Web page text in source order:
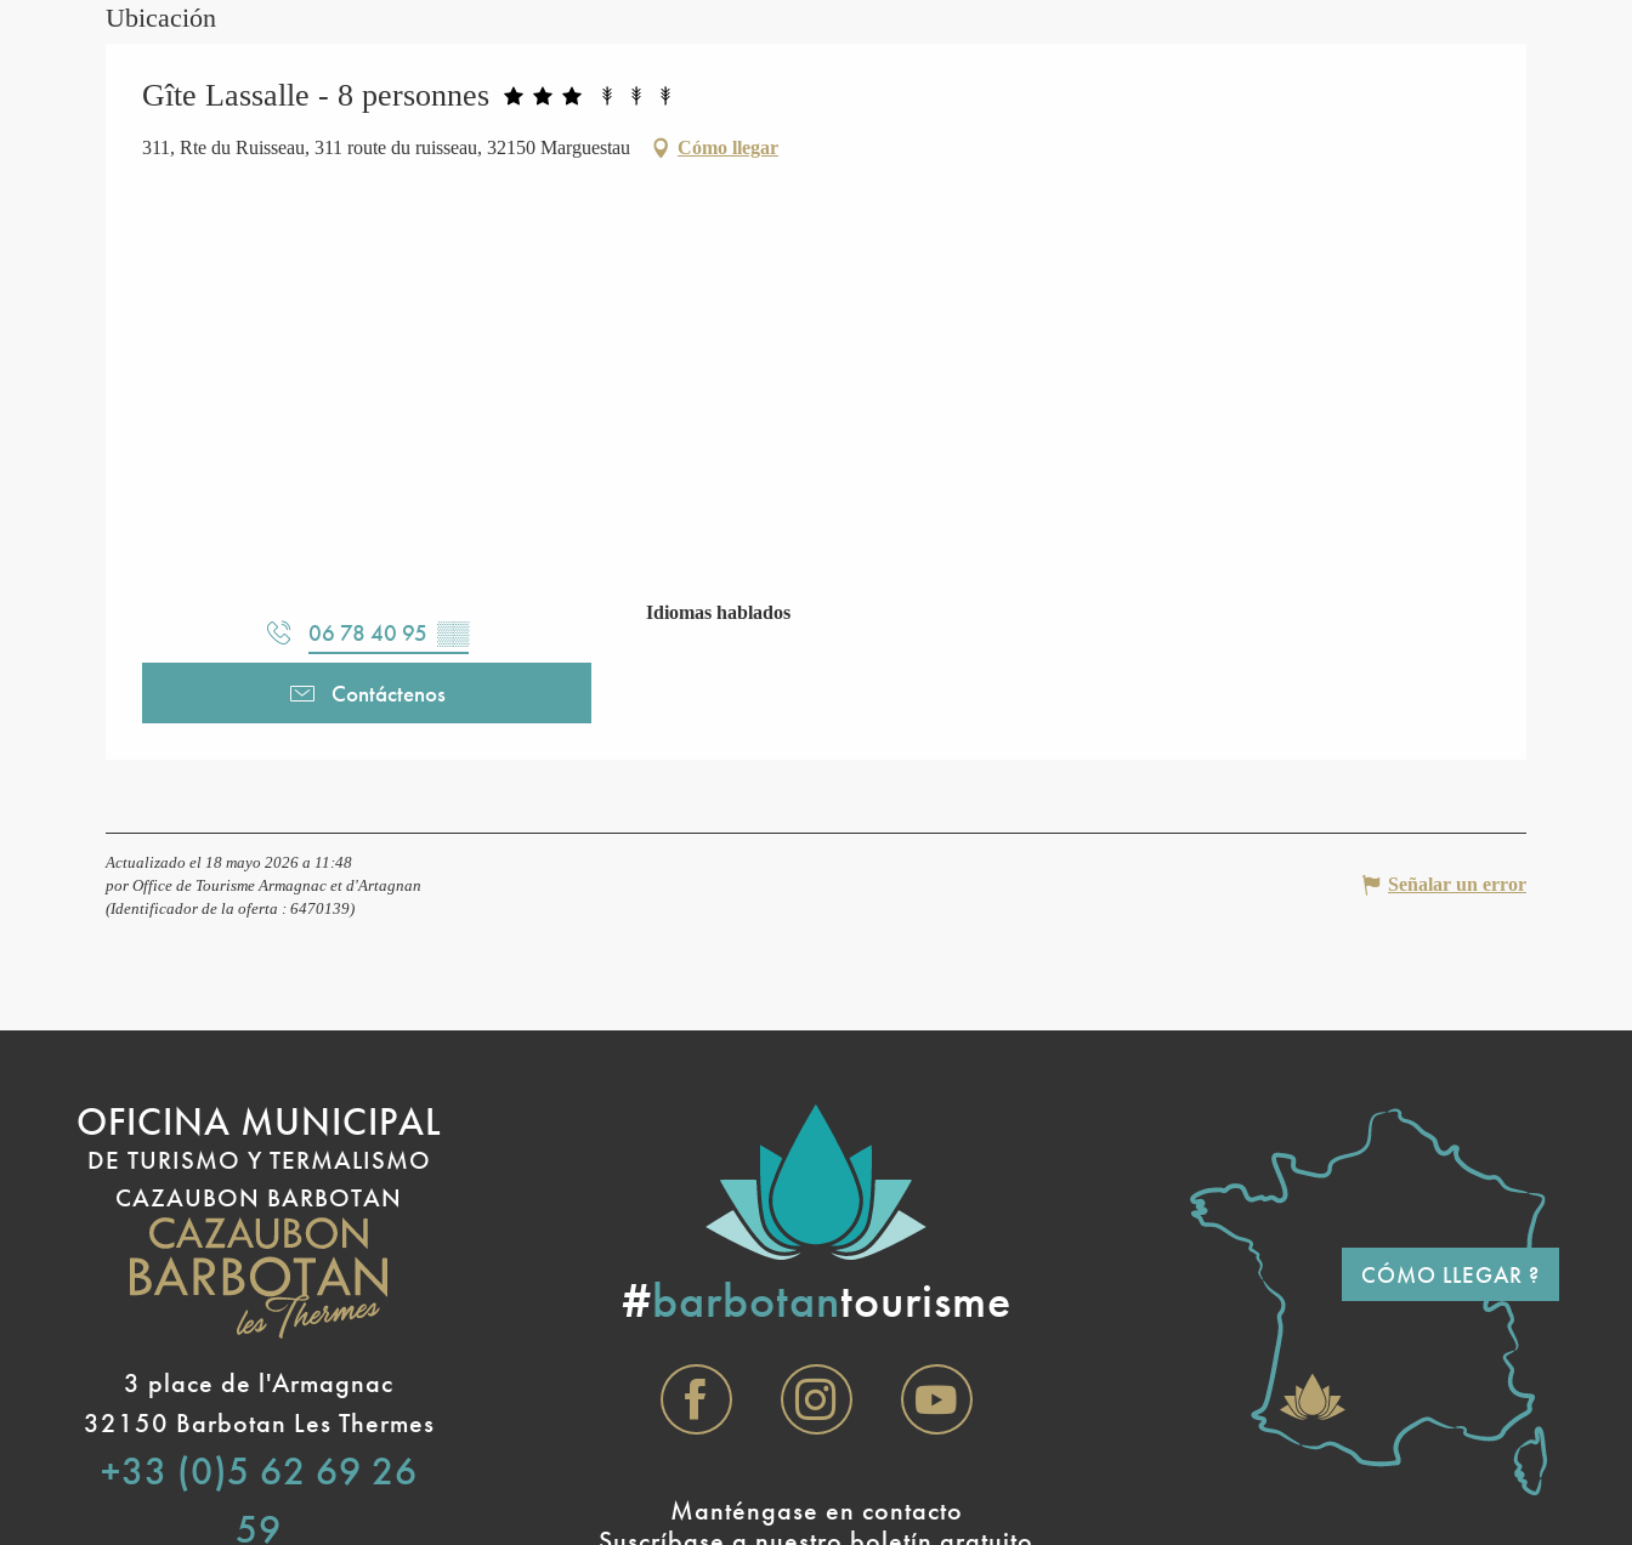
Ubicación
Gîte Lassalle - 8 personnes
311, Rte du Ruisseau, 311 route du ruisseau, 32150 Marguestau Cómo llegar
06 78 40 95 ▒▒
Contáctenos
Idiomas hablados
Idiomas hablados
Actualizado el 18 mayo 2026 a 11:48
por Office de Tourisme Armagnac et d'Artagnan
(Identificador de la oferta : 6470139)
Señalar un error
OFICINA MUNICIPAL
DE TURISMO Y TERMALISMO
CAZAUBON BARBOTAN
3 place de l'Armagnac
32150 Barbotan Les Thermes
+33 (0)5 62 69 26
59
#barbotantourisme
Manténgase en contacto
CÓMO LLEGAR ?